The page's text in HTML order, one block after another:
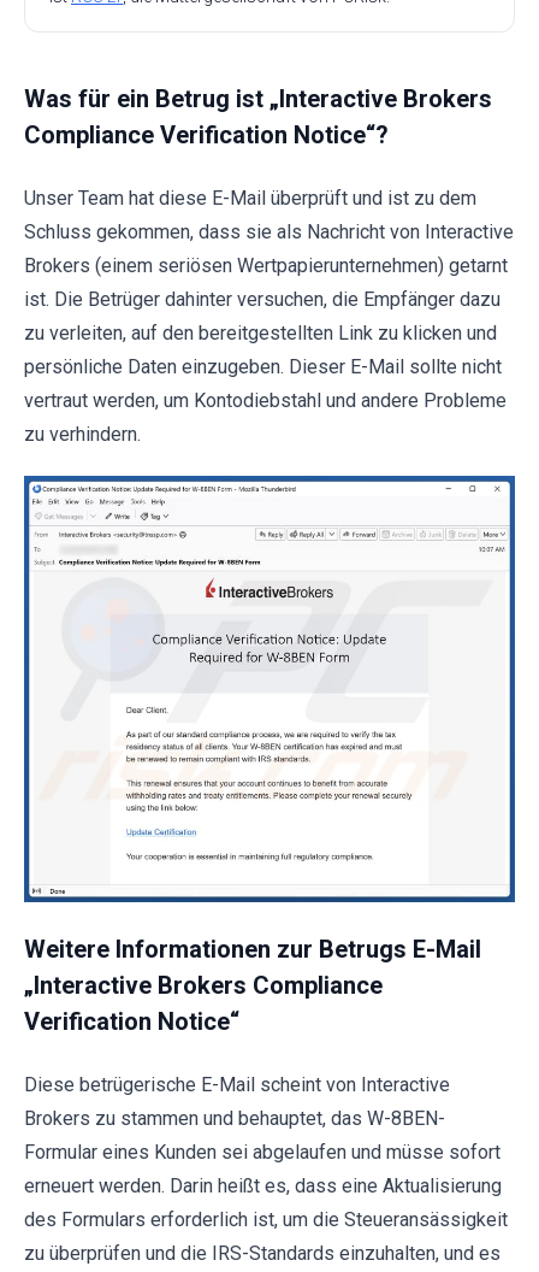
Was für ein Betrug ist „Interactive Brokers
Compliance Verification Notice“?
Unser Team hat diese E-Mail überprüft und ist zu dem
Schluss gekommen, dass sie als Nachricht von Interactive
Brokers (einem seriösen Wertpapierunternehmen) getarnt
ist. Die Betrüger dahinter versuchen, die Empfänger dazu
zu verleiten, auf den bereitgestellten Link zu klicken und
persönliche Daten einzugeben. Dieser E-Mail sollte nicht
vertraut werden, um Kontodiebstahl und andere Probleme
zu verhindern.
Weitere Informationen zur Betrugs E-Mail
„Interactive Brokers Compliance
Verification Notice“
Diese betrügerische E-Mail scheint von Interactive
Brokers zu stammen und behauptet, das W-8BEN-
Formular eines Kunden sei abgelaufen und müsse sofort
erneuert werden. Darin heißt es, dass eine Aktualisierung
des Formulars erforderlich ist, um die Steueransässigkeit
zu überprüfen und die IRS-Standards einzuhalten, und es